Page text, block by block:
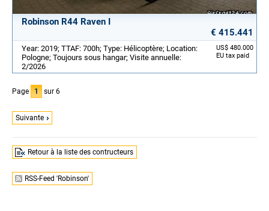
Robinson R44 Raven I
€ 415.441
US$ 480.000
EU tax paid
Year: 2019; TTAF: 700h; Type: Hélicoptère; Location:
Pologne; Toujours sous hangar; Visite annuelle:
2/2026
Page 1 sur 6
Suivante
Retour à la liste des contructeurs
RSS-Feed 'Robinson'